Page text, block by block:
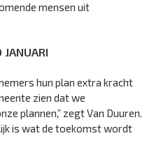
mensen uit
JANUARI
hun plan extra kracht
zien dat we
plannen,” zegt Van Duuren.
is wat de toekomst wordt